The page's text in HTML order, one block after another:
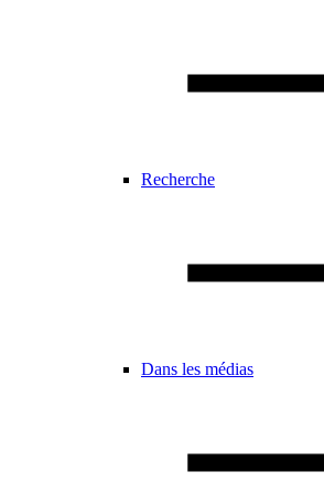
Recherche
Dans les médias